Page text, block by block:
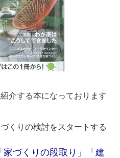
介する本になっております
くりの検討をスタートする
家づくりの段取り」「建